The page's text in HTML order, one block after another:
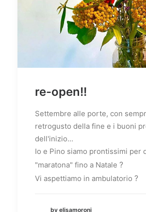
re-open!!
Settembre alle porte, con
retrogusto della fine e i buoni
dell'inizio...
Io e Pino siamo prontissimi per
"maratona" fino a Natale ?
Vi aspettiamo in ambulatorio ?
by elisamoroni